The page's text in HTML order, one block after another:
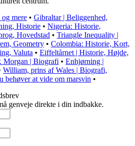
mere • Gibraltar | Beliggenhed,
Historie • Nigeria: Historie,
Hovedstad • Triangle Inequality |
Geometry • Colombia: Historie, Kort,
Valuta • Eiffeltårnet | Historie, Højde,
Morgan | Biografi • Enhjørning |
William, prins af Wales | Biografi,
behøver at vide om marsvin •
genveje direkte i din indbakke.